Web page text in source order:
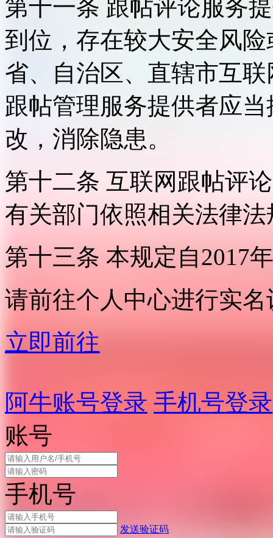
第十一条 跟帖评论服务
到位，存在较大安全风
省、自治区、直辖市互
跟帖管理服务提供者应
改，消除隐患。
第十二条 互联网跟帖评
有关部门依照相关法律
第十三条 本规定自2017
请前往个人中心进行实名
立即前往
阿牛账号登录 手机号登录
账号
手机号
发送验证码